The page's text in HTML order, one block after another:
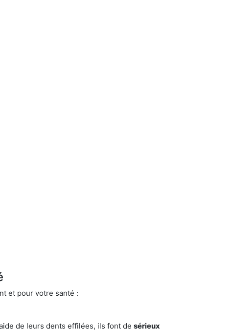
et pour votre santé :
de leurs dents effilées, ils font de sérieux